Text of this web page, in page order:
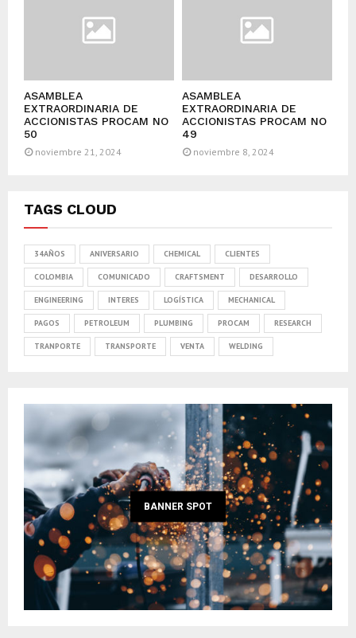
ASAMBLEA
EXTRAORDINARIA DE
ACCIONISTAS PROCAM NO
50
noviembre 21, 2024
ASAMBLEA
EXTRAORDINARIA DE
ACCIONISTAS PROCAM NO
49
noviembre 8, 2024
TAGS CLOUD
34AÑOS ANIVERSARIO CHEMICAL CLIENTES
COLOMBIA COMUNICADO CRAFTSMENT DESARROLLO
ENGINEERING INTERES LOGÍSTICA MECHANICAL
PAGOS PETROLEUM PLUMBING PROCAM RESEARCH
TRANPORTE TRANSPORTE VENTA WELDING
BANNER SPOT